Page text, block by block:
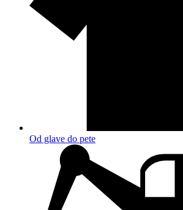
Od glave do pete